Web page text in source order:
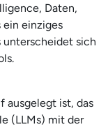
Daten,
ein einziges
unterscheidet sich
ausgelegt ist, das
(LLMs) mit der